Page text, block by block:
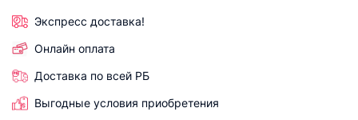
Экспресс доставка!
Онлайн оплата
Доставка по всей РБ
Выгодные условия приобретения